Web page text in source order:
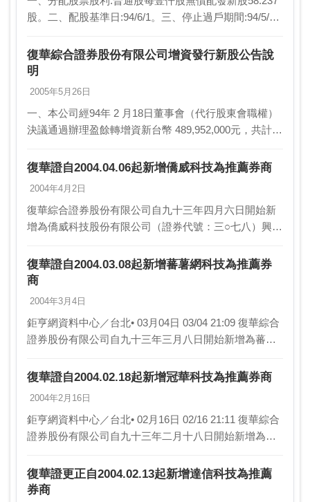
股。二、配股基準日:94/6/1。三、停止過戶期間:94/5/28
復華綜合證券股份有限公司增資發行新股公告說
明
2005年5月26日
一、本公司經94年 2 月18日董事會（代行股東會職權）
決議通過辦理盈餘轉增資新台幣 489,952,000元，共計發
政院金融監督管理委…
復華證自2004.04.06起新增僑威科技為推薦券商
2004年4月2日
復華綜合證券股份有限公司自九十三年四月六日開始新
增為僑威科技股份有限公司（證券代號：三○七八）興櫃
復華證自2004.03.08起新增蕃薯網科技為推薦券
商
2004年3月4日
鉅亨網資料中心／台北• 03月04日 03/04 21:09 復華綜合
證券股份有限公司自九十三年三月八日開始新增為蕃薯
櫃檯買賣之推薦證券商。
復華證自2004.02.18起新增冠華科技為推薦券商
2004年2月16日
鉅亨網資料中心／台北• 02月16日 02/16 21:11 復華綜合
證券股份有限公司自九十三年二月十八日開始新增為冠
檯買賣之推薦證券商。
復華證更正自2004.02.13起新增達信科技為推薦
券商